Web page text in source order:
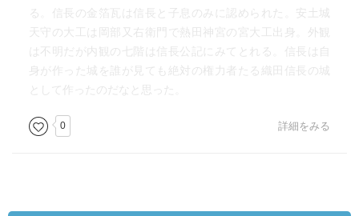
る。信長の金箔瓦は信長と子息のみに認められた。安土城
天守の大工は岡部又右衛門で熱田神宮の宮大工出身。外観
は不明だが内観の七階は信長公記にみてとれる。信長は自
身が作った城を誰が見ても絶対の権力者たる織田信長の城
として作ったのだなと思った。
0 詳細をみる